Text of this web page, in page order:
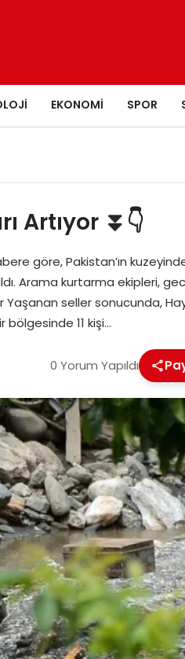
EKONOMI SPOR
Artıyor ⏬👇
göre, Pakistan’ın
Arama kurtarma ekipleri,
Yaşanan seller sonucunda,
11 kişi…
0 Yorum Yapıldı